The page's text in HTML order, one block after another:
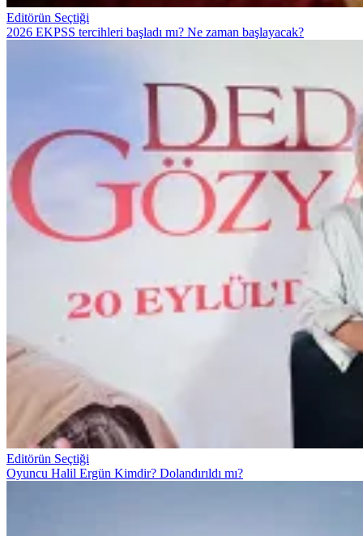
Editörün Seçtiği
2026 EKPSS tercihleri başladı mı? Ne zaman başlayacak?
Editörün Seçtiği
Oyuncu Halil Ergün Kimdir? Dolandırıldı mı?